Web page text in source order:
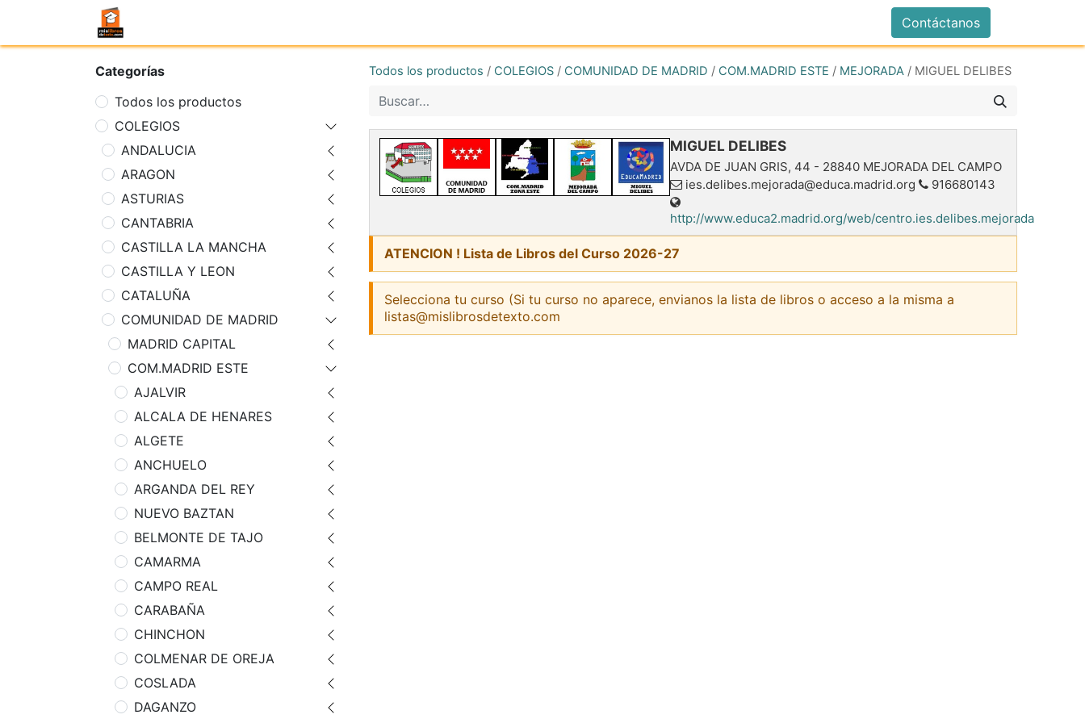
Contáctanos
Categorías
Todos los productos
COLEGIOS
ANDALUCIA
ARAGON
ASTURIAS
CANTABRIA
CASTILLA LA MANCHA
CASTILLA Y LEON
CATALUÑA
COMUNIDAD DE MADRID
MADRID CAPITAL
COM.MADRID ESTE
AJALVIR
ALCALA DE HENARES
ALGETE
ANCHUELO
ARGANDA DEL REY
NUEVO BAZTAN
BELMONTE DE TAJO
CAMARMA
CAMPO REAL
CARABAÑA
CHINCHON
COLMENAR DE OREJA
COSLADA
DAGANZO
Todos los productos / COLEGIOS / COMUNIDAD DE MADRID / COM.MADRID ESTE / MEJORADA / MIGUEL DELIBES
MIGUEL DELIBES
AVDA DE JUAN GRIS, 44 - 28840 MEJORADA DEL CAMPO
ies.delibes.mejorada@educa.madrid.org
916680143
http://www.educa2.madrid.org/web/centro.ies.delibes.mejorada
ATENCION ! Lista de Libros del Curso 2026-27
Selecciona tu curso (Si tu curso no aparece, envianos la lista de libros o acceso a la misma a
listas@mislibrosdetexto.com